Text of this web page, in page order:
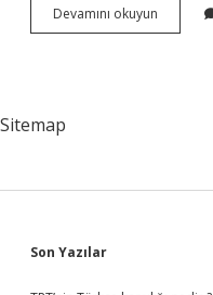
Devamını okuyun
Sanatlar
Sitemap
Sidebar
Son Yazılar